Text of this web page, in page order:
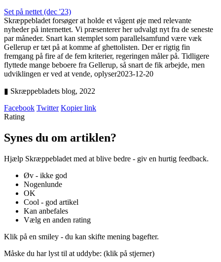
Set på nettet (dec '23)
Skræppebladet forsøger at holde et vågent øje med relevante
nyheder på internettet. Vi præsenterer her udvalgt nyt fra de seneste
par måneder. Snart kan stemplet som parallelsamfund være væk
Gellerup er tæt på at komme af ghetto­listen. Der er rigtig fin
fremgang på fire af de fem kriterier, regeringen måler på. Tidligere
flyttede mange beboere fra Gellerup, så snart de fik arbejde, men
udviklingen er ved at vende, oplyser2023-12-20
▮ Skræppebladets blog, 2022
Facebook Twitter Kopier link
Rating
Synes du om artiklen?
Hjælp Skræppebladet med at blive bedre - giv en hurtig feedback.
Øv - ikke god
Nogenlunde
OK
Cool - god artikel
Kan anbefales
Vælg en anden rating
Klik på en smiley - du kan skifte mening bagefter.
Måske du har lyst til at uddybe: (klik på stjerner)